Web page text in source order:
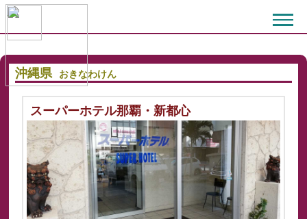
沖縄県 おきなわけん
スーパーホテル那覇・新都心